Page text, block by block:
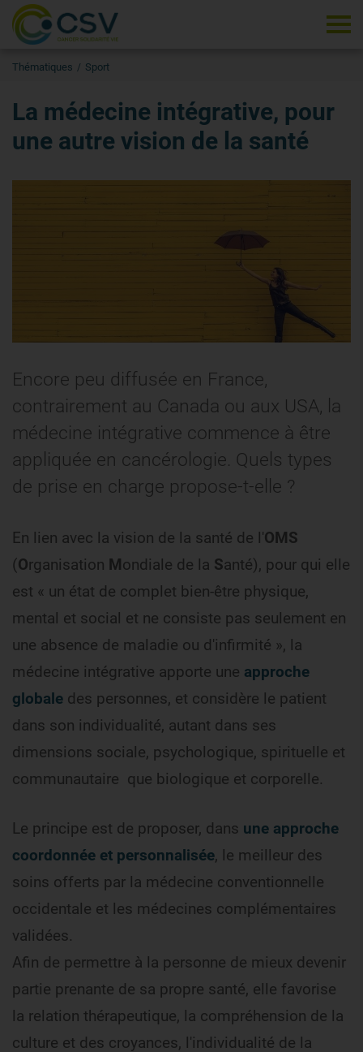
Thématiques Sport
La médecine intégrative, pour
une autre vision de la santé
Encore peu diffusée en France,
contrairement au Canada ou aux USA, la
médecine intégrative commence à être
appliquée en cancérologie. Quels types
de prise en charge propose-t-elle ?
En lien avec la vision de la santé de l'OMS
(Organisation Mondiale de la Santé), pour qui elle
est « un état de complet bien-être physique,
mental et social et ne consiste pas seulement en
une absence de maladie ou d'infirmité », la
médecine intégrative apporte une approche
globale des personnes, et considère le patient
dans son individualité, autant dans ses
dimensions sociale, psychologique, spirituelle et
communautaire que biologique et corporelle.
Le principe est de proposer, dans une approche
coordonnée et personnalisée, le meilleur des
soins offerts par la médecine conventionnelle
occidentale et les médecines complémentaires
validées.
Afin de permettre à la personne de mieux devenir
partie prenante de sa propre santé, elle favorise
la relation thérapeutique, la compréhension de la
culture et des croyances, l'individualité de la